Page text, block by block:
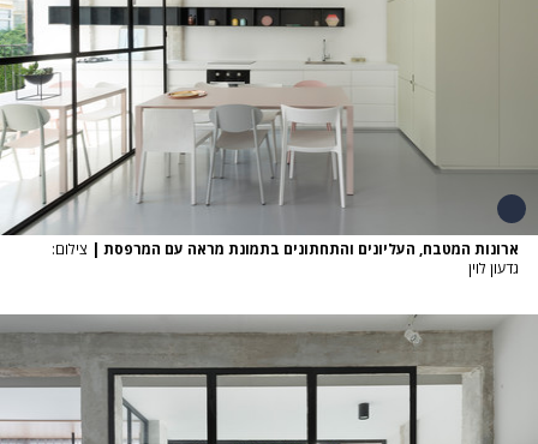
ארונות המטבח, העליונים והתחתונים בתמונת מראה עם המרפסת | צילום:
גדעון לוין